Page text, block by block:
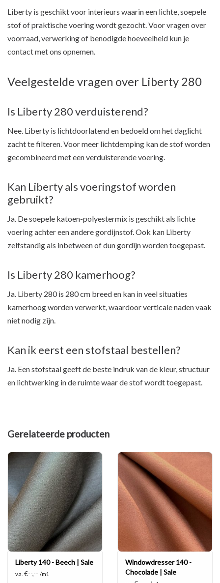
Liberty is geschikt voor interieurs waarin een lichte, soepele
stof of praktische voering wordt gezocht. Voor vragen over
voorraad, verwerking of benodigde hoeveelheid kun je
contact met ons opnemen.
Veelgestelde vragen over Liberty 280
Is Liberty 280 verduisterend?
Nee. Liberty is lichtdoorlatend en bedoeld om het daglicht
zacht te filteren. Voor meer lichtdemping kan de stof worden
gecombineerd met een verduisterende voering.
Kan Liberty als voeringstof worden
gebruikt?
Ja. De soepele katoen-polyestermix is geschikt als lichte
voering achter een andere gordijnstof. Ook kan Liberty
zelfstandig als inbetween of dun gordijn worden toegepast.
Is Liberty 280 kamerhoog?
Ja. Liberty 280 is 280 cm breed en kan in veel situaties
kamerhoog worden verwerkt, waardoor verticale naden vaak
niet nodig zijn.
Kan ik eerst een stofstaal bestellen?
Ja. Een stofstaal geeft de beste indruk van de kleur, structuur
en lichtwerking in de ruimte waar de stof wordt toegepast.
Gerelateerde producten
Liberty 140 - Beech | Sale
v.a. €--,-- /m1
Windowdresser 140 -
Chocolade | Sale